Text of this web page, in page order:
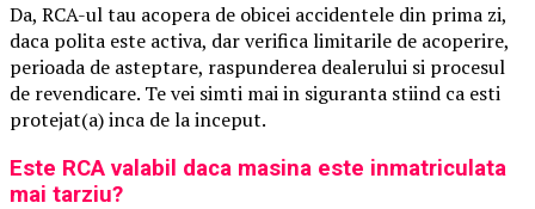
Da, RCA-ul tau acopera de obicei accidentele din prima zi,
daca polita este activa, dar verifica limitarile de acoperire,
perioada de asteptare, raspunderea dealerului si procesul
de revendicare. Te vei simti mai in siguranta stiind ca esti
protejat(a) inca de la inceput.
Este RCA valabil daca masina este inmatriculata
mai tarziu?